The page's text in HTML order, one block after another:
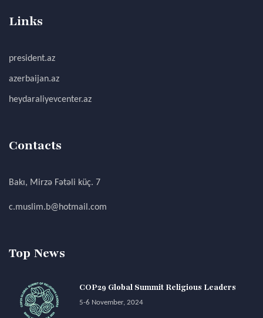
Links
president.az
azerbaijan.az
heydaraliyevcenter.az
Contacts
Bakı, Mirzə Fətəli küç. 7
c.muslim.b@hotmail.com
Top News
COP29 Global Summit Religious Leaders
5-6 November, 2024